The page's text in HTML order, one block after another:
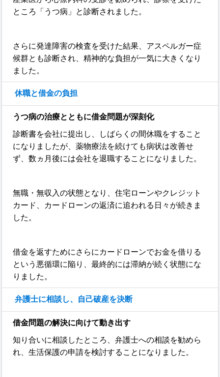
ところ「うつ病」と診断されました。
さらに発達障害の検査を受けた結果、アスペルガー症
候群とも診断され、精神的な負担が一気に大きくなり
ました。
休職と借金の負担
うつ病の治療とともに借金問題が深刻化
診断書を会社に提出し、しばらくの間休職をすること
になりましたが、薬物療法を続けても病状は改善せ
ず、数ヵ月後には会社を退職することになりました。
無職・無収入の状態となり、住宅ローンやクレジット
カード、カードローンの返済に追われる日々が続きま
した。
借金を返すためにさらにカードローンでお金を借りる
という悪循環に陥り、最終的には滞納が続く状態にな
りました。
弁護士に相談し、自己破産を決断
借金問題の解決に向けて動き出す
知り合いに相談したところ、弁護士への相談を勧めら
れ、生活保護の申請を検討することになりました。